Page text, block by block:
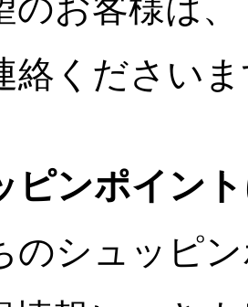
のお客様は
絡ください
ピンポイン
のシュッピ